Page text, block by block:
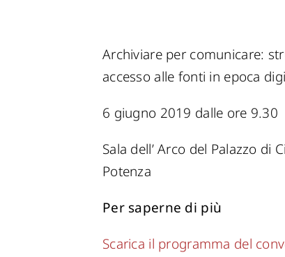
Archiviare per comunicare:
accesso alle fonti in epoca
6 giugno 2019 dalle ore 9.30
Sala dell’ Arco del Palazzo di
Potenza
Per saperne di più
Scarica il programma del